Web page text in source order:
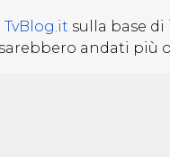
TvBlog.it sulla base
andati più